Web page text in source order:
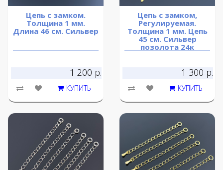
Цепь с замком.
Толщина 1 мм.
Длина 46 см. Сильвер
1 200 р.
КУПИТЬ
Цепь с замком,
Регулируемая.
Толщина 1 мм. Цепь
45 см. Сильвер
позолота 24к
1 300 р.
КУПИТЬ